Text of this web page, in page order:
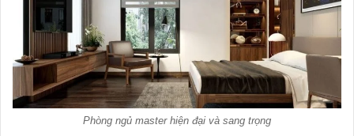
Phòng ngủ master hiện đại và sang trọng